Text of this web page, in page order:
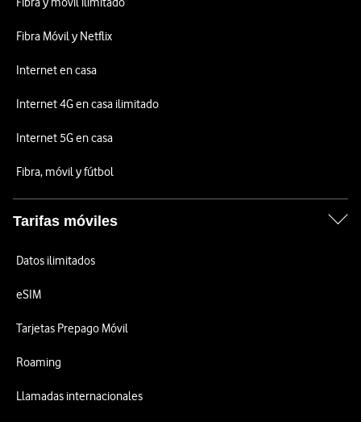
Fibra Móvil y Netflix
Internet en casa
Internet 4G en casa ilimitado
Internet 5G en casa
Fibra, móvil y fútbol
Tarifas móviles
Datos ilimitados
eSIM
Tarjetas Prepago Móvil
Roaming
Llamadas internacionales